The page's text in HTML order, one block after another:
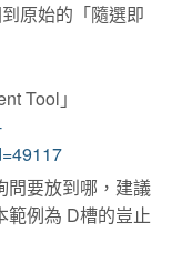
原始的「隨選即
Tool」
問要放到哪，建議
範例為 D槽的豈止